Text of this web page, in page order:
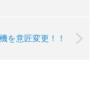
を意匠変更！！